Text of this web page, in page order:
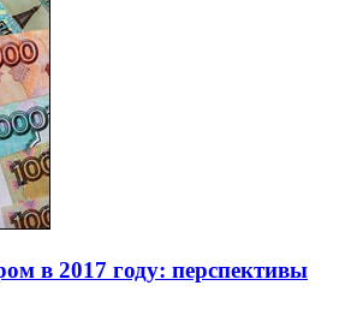
в 2017 году: перспективы